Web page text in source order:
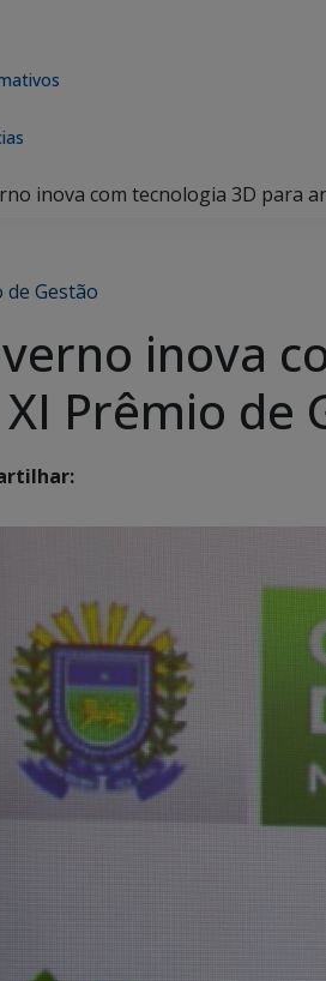
inova com tecnologia 3D para
de Gestão
inova
Prêmio de